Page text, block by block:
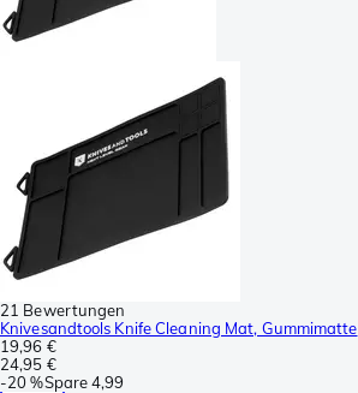
21 Bewertungen
Knivesandtools Knife Cleaning Mat, Gummimatte
19,96 €
24,95 €
-20 %Spare4,99